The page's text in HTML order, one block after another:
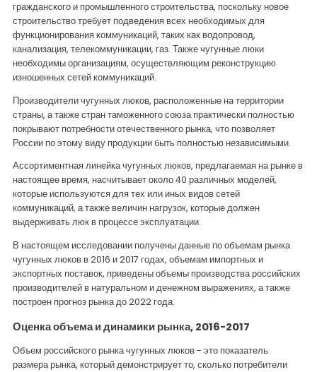
гражданского и промышленного строительства, поскольку новое
строительство требует подведения всех необходимых для
функционирования коммуникаций, таких как водопровод,
канализация, телекоммуникации, газ. Также чугунные люки
необходимы организациям, осуществляющим реконструкцию
изношенных сетей коммуникаций.
Производители чугунных люков, расположенные на территории
страны, а также стран таможенного союза практически полностью
покрывают потребности отечественного рынка, что позволяет
России по этому виду продукции быть полностью независимыми.
Ассортиментная линейка чугунных люков, предлагаемая на рынке в
настоящее время, насчитывает около 40 различных моделей,
которые используются для тех или иных видов сетей
коммуникаций, а также величин нагрузок, которые должен
выдерживать люк в процессе эксплуатации.
В настоящем исследовании получены данные по объемам рынка
чугунных люков в 2016 и 2017 годах, объемам импортных и
экспортных поставок, приведены объемы производства российских
производителей в натуральном и денежном выражениях, а также
построен прогноз рынка до 2022 года.
Оценка объема и динамики рынка, 2016-2017
Объем российского рынка чугунных люков - это показатель
размера рынка, который демонстрирует то, сколько потребители